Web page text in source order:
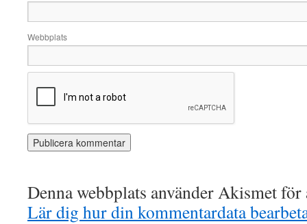
Webbplats
Denna webbplats använder Akismet
Lär dig hur din kommentardata